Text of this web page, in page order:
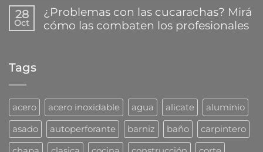
reparar
plásticos
en
trabaja
la
nueva
comentarios
en
¿Que
28
Oct
¿Problemas con las cucarachas? Mirá
cómo las combaten los profesionales
cucarachas?
Mirá
cómo
las
combaten
Tags
acero acero inoxidable agua alicate
aluminio
asado
autoperforante barniz baño
carpintero